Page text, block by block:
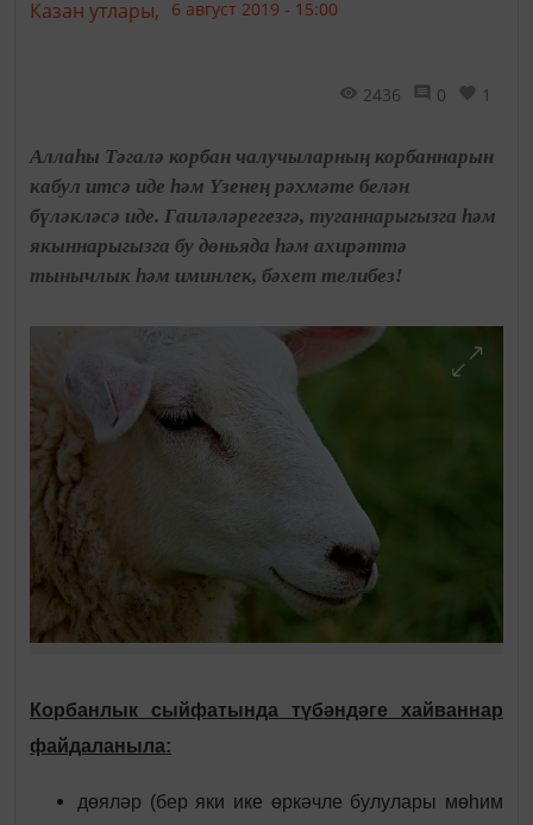
Казан утлары, 6 август 2019 - 15:00
2436 0 1
Аллаһы Тәгалә корбан чалучыларның корбаннарын
кабул итсә иде һәм Үзенең рәхмәте белән
бүләкләсә иде. Гаиләләрегезгә, туганнарыгызга һәм
якыннарыгызга бу дөньяда һәм ахирәттә
тынычлык һәм иминлек, бәхет телибез!
Корбанлык сыйфатында түбәндәге хайваннар
файдаланыла:
дөяләр (бер яки ике өркәчле булулары мөһим